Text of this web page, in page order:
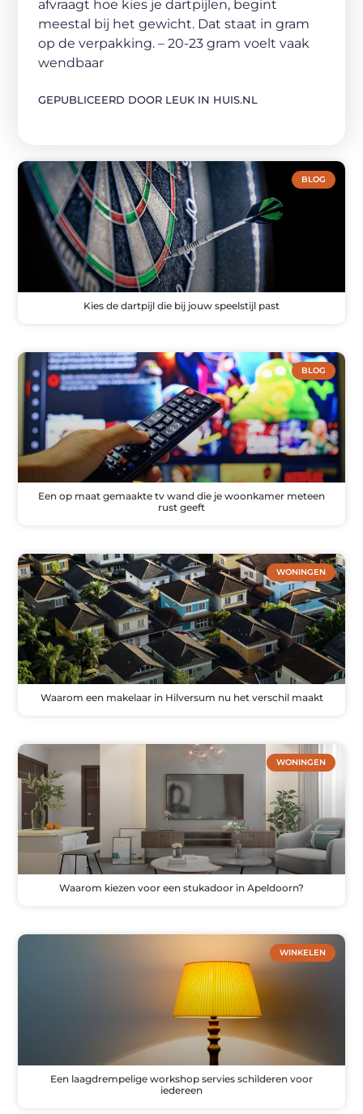
afvraagt hoe kies je dartpijlen, begint
meestal bij het gewicht. Dat staat in gram
op de verpakking. – 20-23 gram voelt vaak
wendbaar
GEPUBLICEERD DOOR LEUK IN HUIS.NL
BLOG
Kies de dartpijl die bij jouw speelstijl past
BLOG
Een op maat gemaakte tv wand die je woonkamer meteen
rust geeft
WONINGEN
Waarom een makelaar in Hilversum nu het verschil maakt
WONINGEN
Waarom kiezen voor een stukadoor in Apeldoorn?
WINKELEN
Een laagdrempelige workshop servies schilderen voor
iedereen